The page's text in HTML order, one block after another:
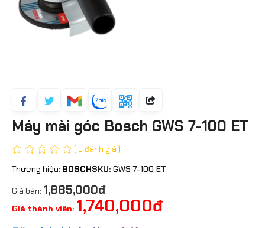
Máy mài góc Bosch GWS 7-100 ET
( 0 đánh giá )
Thương hiệu: BOSCHSKU: GWS 7-100 ET
Giá bán: 1,885,000đ
Giá thành viên: 1,740,000đ